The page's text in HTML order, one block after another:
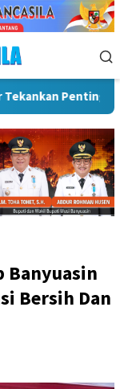
Wakil Wali Kota
Banyuasin
Bersih Dan